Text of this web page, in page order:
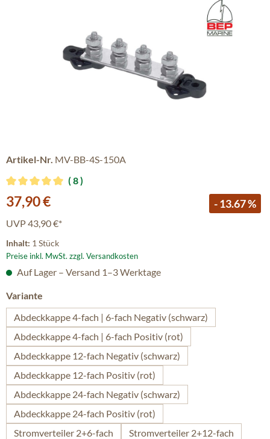
Artikel-Nr. MV-BB-4S-150A
Durchschnittliche Bewertung von 5 von 5 Sternen
8
Verkaufspreis:
37,90 € - 13.67 %
UVP43,90 €*
Inhalt: 1 Stück
Preise inkl. MwSt. zzgl. Versandkosten
Auf Lager – Versand 1–3 Werktage
Variante
Abdeckkappe 4-fach | 6-fach Negativ (schwarz)
Abdeckkappe 4-fach | 6-fach Positiv (rot)
Abdeckkappe 12-fach Negativ (schwarz)
Abdeckkappe 12-fach Positiv (rot)
Abdeckkappe 24-fach Negativ (schwarz)
Abdeckkappe 24-fach Positiv (rot)
Stromverteiler 2+6-fach
Stromverteiler 2+12-fach